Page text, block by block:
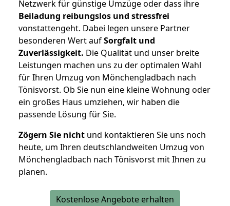
Netzwerk für günstige Umzüge oder dass ihre
Beiladung reibungslos und stressfrei
vonstattengeht. Dabei legen unsere Partner
besonderen Wert aufSorgfalt und
Zuverlässigkeit. Die Qualität und unser breite
Leistungen machen uns zu der optimalen Wahl
für Ihren Umzug von Mönchengladbach nach
Tönisvorst. Ob Sie nun eine kleine Wohnung oder
ein großes Haus umziehen, wir haben die
passende Lösung für Sie.
Zögern Sie nicht und kontaktieren Sie uns noch
heute, um Ihren deutschlandweiten Umzug von
Mönchengladbach nach Tönisvorst mit Ihnen zu
planen.
Kostenlose Angebote erhalten